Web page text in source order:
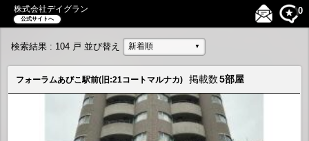
株式会社デイグラン
公式サイトへ
0
検索結果 : 104 戸 並び替え 新着順 ▼
フォーラムあびこ駅前(旧:21コートマルナカ) 掲載数5部屋